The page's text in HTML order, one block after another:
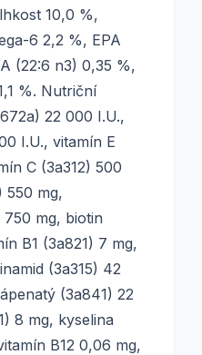
10,0 %,
6 2,2 %, EPA
(22:6 n3) 0,35 %,
%. Nutriční
22 000 I.U.,
I.U., vitamín E
C (3a312) 500
550 mg,
mg, biotin
B1 (3a821) 7 mg,
(3a315) 42
(3a841) 22
8 mg, kyselina
B12 0,06 mg,